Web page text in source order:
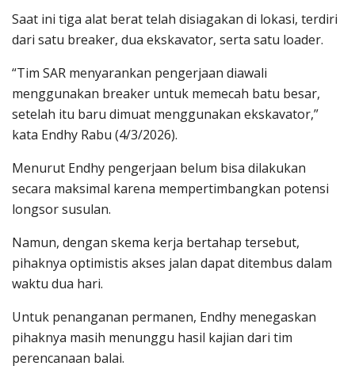
Saat ini tiga alat berat telah disiagakan di lokasi, terdiri
dari satu breaker, dua ekskavator, serta satu loader.
“Tim SAR menyarankan pengerjaan diawali
menggunakan breaker untuk memecah batu besar,
setelah itu baru dimuat menggunakan ekskavator,”
kata Endhy Rabu (4/3/2026).
Menurut Endhy pengerjaan belum bisa dilakukan
secara maksimal karena mempertimbangkan potensi
longsor susulan.
Namun, dengan skema kerja bertahap tersebut,
pihaknya optimistis akses jalan dapat ditembus dalam
waktu dua hari.
Untuk penanganan permanen, Endhy menegaskan
pihaknya masih menunggu hasil kajian dari tim
perencanaan balai.